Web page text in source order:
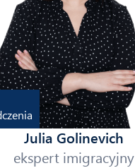
Julia Golinevich
ekspert imigracyjny